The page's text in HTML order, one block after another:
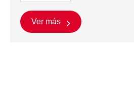
Ver más